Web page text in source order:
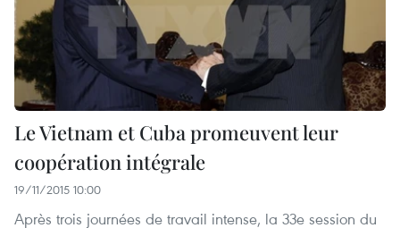
Le Vietnam et Cuba promeuvent leur
coopération intégrale
19/11/2015 10:00
Après trois journées de travail intense, la 33e session du